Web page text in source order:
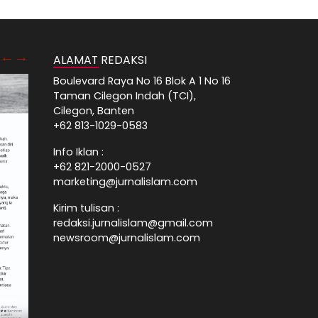
ALAMAT REDAKSI
Boulevard Raya No 16 Blok A 1 No 16
Taman Cilegon Indah (TCI),
Cilegon, Banten
+62 813-1029-0583
Info Iklan :
+62 821-2000-0527
marketing@jurnalislam.com
Kirim tulisan :
redaksi.jurnalislam@gmail.com
newsroom@jurnalislam.com